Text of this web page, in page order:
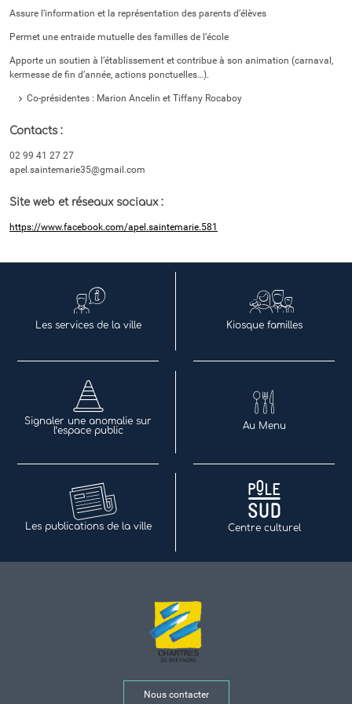
Assure l’information et la représentation des parents d’élèves
Permet une entraide mutuelle des familles de l’école
Apporte un soutien à l’établissement et contribue à son animation (carnaval,
kermesse de fin d’année, actions ponctuelles…).
Co-présidentes : Marion Ancelin et Tiffany Rocaboy
Contacts :
02 99 41 27 27
apel.saintemarie35@gmail.com
Site web et réseaux sociaux :
https://www.facebook.com/apel.saintemarie.581
Les services de la ville Kiosque familles
Signaler une anomalie sur
l’espace public
Au Menu
Les publications de la ville Centre culturel
Nous contacter